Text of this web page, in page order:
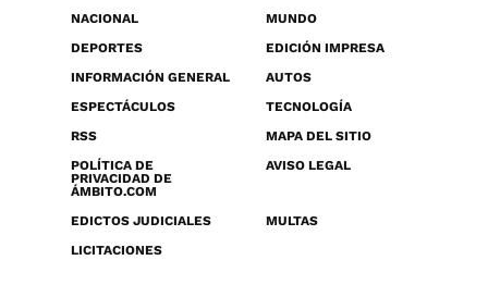
NACIONAL
MUNDO
DEPORTES
EDICIÓN IMPRESA
INFORMACIÓN GENERAL
AUTOS
ESPECTÁCULOS
TECNOLOGÍA
RSS
MAPA DEL SITIO
POLÍTICA DE
PRIVACIDAD DE
ÁMBITO.COM
AVISO LEGAL
EDICTOS JUDICIALES
MULTAS
LICITACIONES